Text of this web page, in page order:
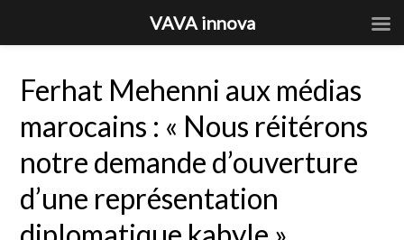
Ferhat Mehenni aux médias
marocains : « Nous réitérons
notre demande d’ouverture
d’une représentation
VAVA innova